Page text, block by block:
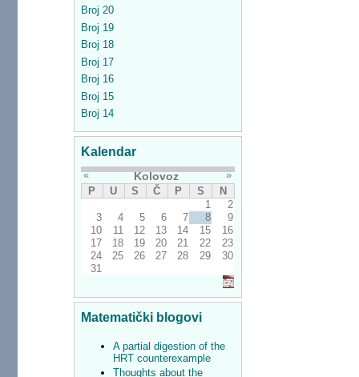
Broj 20
Broj 19
Broj 18
Broj 17
Broj 16
Broj 15
Broj 14
Kalendar
« Kolovoz
»
P
U S Č P S
N
1
2
3
4 5 6 7 8
9
10
11 12 13 14 15
16
17
18 19 20 21 22
23
24
25 26 27 28 29
30
31
Matematički blogovi
A partial digestion of the
HRT counterexample
Thoughts about the